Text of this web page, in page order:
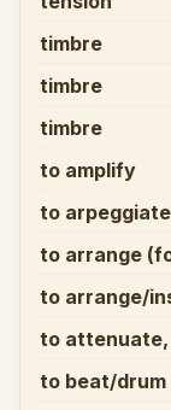
timbre
timbre
timbre
to amplify
to arpeggiate
to arrange
to arrange/
to
to beat/drum